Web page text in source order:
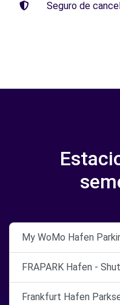
Seguro de
My WoMo Hafen
FRAPARK Hafen -
Frankfurt Hafen